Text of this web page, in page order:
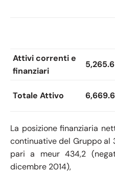
Attivi correnti e
finanziari
5,265.6
Totale Attivo 6,669.6
La posizione finanziaria
continuative del Gruppo al
pari a meur 434,2
dicembre 2014),